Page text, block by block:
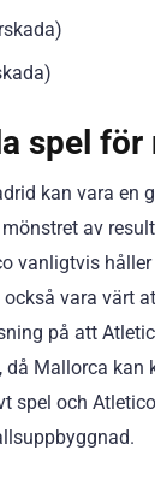
spel för
kan vara en
av
vanligtvis
också vara värt
på att
Mallorca kan
spel och